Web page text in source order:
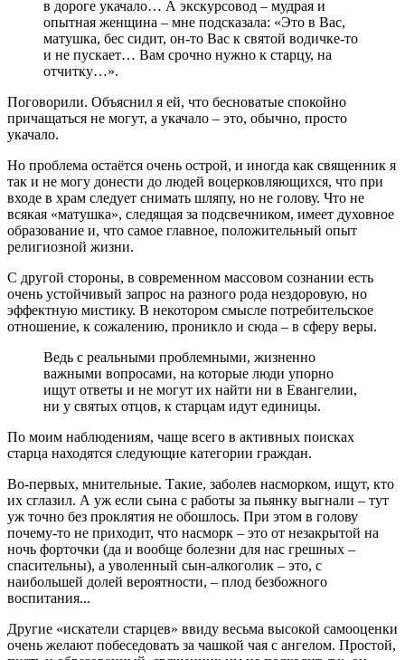
в дороге укачало… А экскурсовод – мудрая и
опытная женщина – мне подсказала: «Это в Вас,
матушка, бес сидит, он-то Вас к святой водичке-то
и не пускает… Вам срочно нужно к старцу, на
отчитку…».
Поговорили. Объяснил я ей, что бесноватые спокойно
причащаться не могут, а укачало – это, обычно, просто
укачало.
Но проблема остаётся очень острой, и иногда как священник я
так и не могу донести до людей воцерковляющихся, что при
входе в храм следует снимать шляпу, но не голову. Что не
всякая «матушка», следящая за подсвечником, имеет духовное
образование и, что самое главное, положительный опыт
религиозной жизни.
С другой стороны, в современном массовом сознании есть
очень устойчивый запрос на разного рода нездоровую, но
эффектную мистику. В некотором смысле потребительское
отношение, к сожалению, проникло и сюда – в сферу веры.
Ведь с реальными проблемными, жизненно
важными вопросами, на которые люди упорно
ищут ответы и не могут их найти ни в Евангелии,
ни у святых отцов, к старцам идут единицы.
По моим наблюдениям, чаще всего в активных поисках
старца находятся следующие категории граждан.
Во-первых, мнительные. Такие, заболев насморком, ищут, кто
их сглазил. А уж если сына с работы за пьянку выгнали – тут
уж точно без проклятия не обошлось. При этом в голову
почему-то не приходит, что насморк – это от незакрытой на
ночь форточки (да и вообще болезни для нас грешных –
спасительны), а уволенный сын-алкоголик – это, с
наибольшей долей вероятности, – плод безбожного
воспитания...
Другие «искатели старцев» ввиду весьма высокой самооценки
очень желают побеседовать за чашкой чая с ангелом. Простой,